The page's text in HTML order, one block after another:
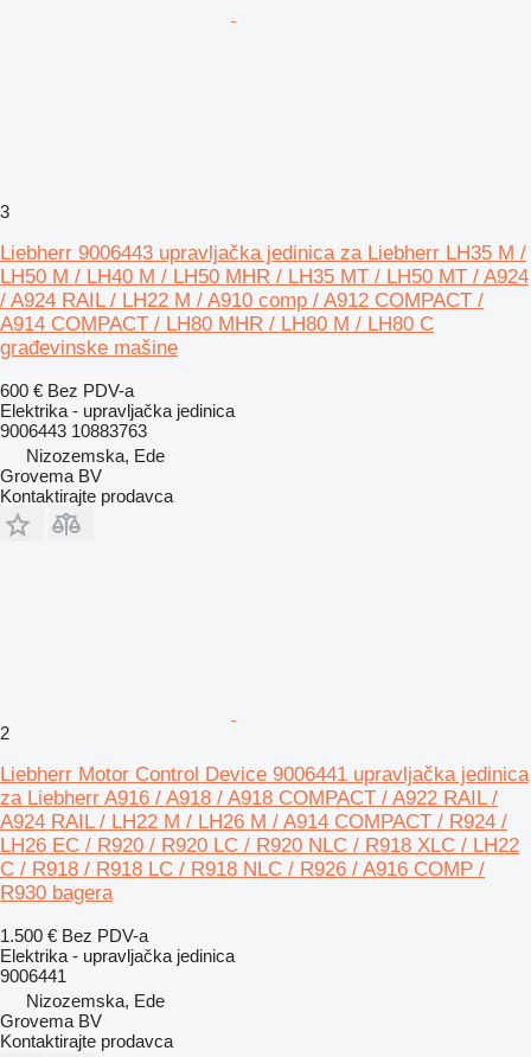
3
Liebherr 9006443 upravljačka jedinica za Liebherr LH35 M /
LH50 M / LH40 M / LH50 MHR / LH35 MT / LH50 MT / A924
/ A924 RAIL / LH22 M / A910 comp / A912 COMPACT /
A914 COMPACT / LH80 MHR / LH80 M / LH80 C
građevinske mašine
600 € Bez PDV-a
Elektrika - upravljačka jedinica
9006443 10883763
Nizozemska, Ede
Grovema BV
Kontaktirajte prodavca
2
Liebherr Motor Control Device 9006441 upravljačka jedinica
za Liebherr A916 / A918 / A918 COMPACT / A922 RAIL /
A924 RAIL / LH22 M / LH26 M / A914 COMPACT / R924 /
LH26 EC / R920 / R920 LC / R920 NLC / R918 XLC / LH22
C / R918 / R918 LC / R918 NLC / R926 / A916 COMP /
R930 bagera
1.500 € Bez PDV-a
Elektrika - upravljačka jedinica
9006441
Nizozemska, Ede
Grovema BV
Kontaktirajte prodavca